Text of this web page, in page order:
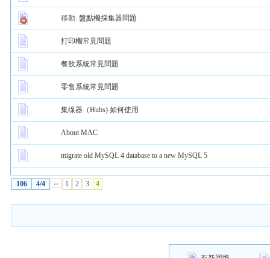
移動:盤點機採集器問題
打印機常見問題
餐飲系統常見問題
零售系統常見問題
集缐器（Hubs) 如何使用
About MAC
migrate old MySQL 4 database to a new MySQL 5
106 4/4 ‹‹ 1 2 3 4